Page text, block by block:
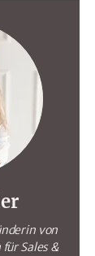
von
Sales &